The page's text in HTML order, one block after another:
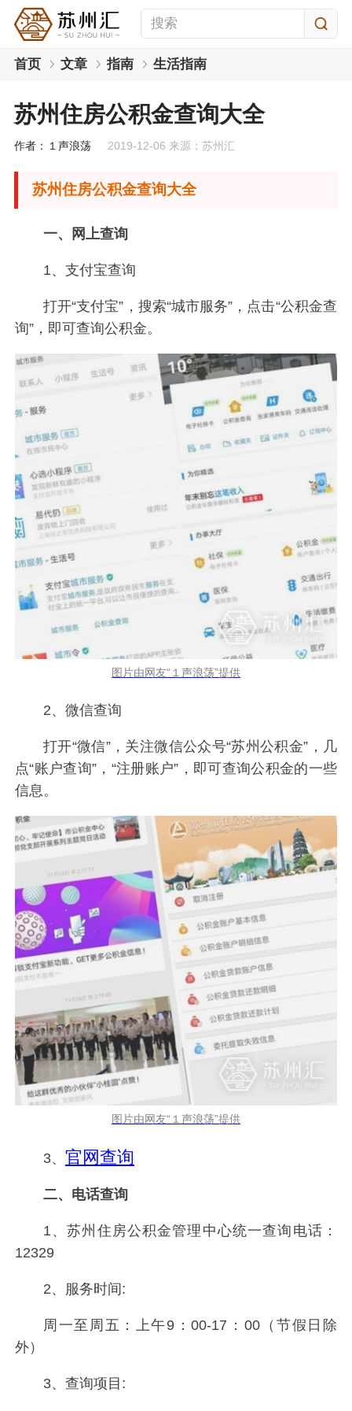
首页 文章 指南 生活指南
苏州住房公积金查询大全
作者：１声浪荡 2019-12-06 来源：苏州汇
苏州住房公积金查询大全
一、网上查询
1、支付宝查询
打开“支付宝”，搜索“城市服务”，点击“公积金查
询”，即可查询公积金。
图片由网友“１声浪荡”提供
2、微信查询
打开“微信”，关注微信公众号“苏州公积金”，几
点“账户查询”，“注册账户”，即可查询公积金的一些
信息。
图片由网友“１声浪荡”提供
3、 官网查询
二、电话查询
1、苏州住房公积金管理中心统一查询电话：
12329
2、服务时间:
周一至周五：上午9：00-17：00（节假日除
外）
3、查询项目: